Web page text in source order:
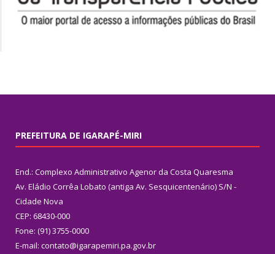
PREFEITURA DE IGARAPÉ-MIRI
End.: Complexo Administrativo Agenor da Costa Quaresma
Av. Eládio Corrêa Lobato (antiga Av. Sesquicentenário) S/N -
Cidade Nova
CEP: 68430-000
Fone: (91) 3755-0000
E-mail: contato@igarapemiri.pa.gov.br